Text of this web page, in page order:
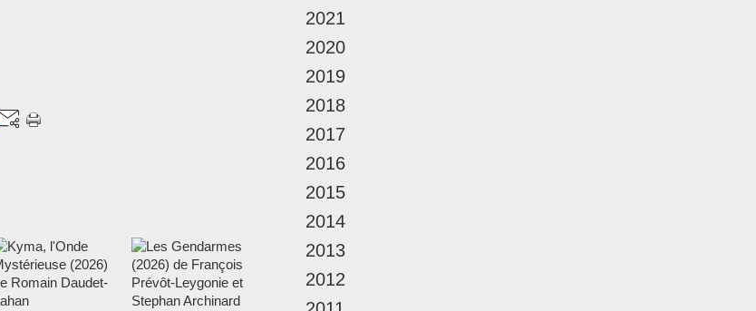
2021
2020
2019
2018
2017
2016
2015
2014
2013
2012